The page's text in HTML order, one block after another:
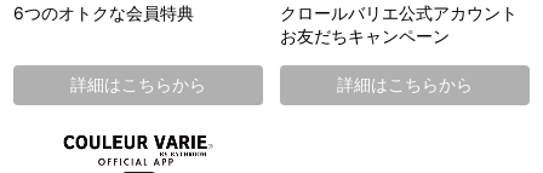
6つのオトクな会員特典
詳細はこちらから
クロールバリエ公式アカウント
お友だちキャンペーン
詳細はこちらから